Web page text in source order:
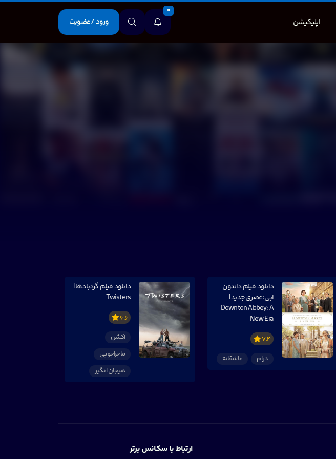
اپلیکیشن
0
ورود / عضویت
دانلود فیلم دانتون
ابی: عصری جدید |
Downton Abbey: A
New Era
7.4
درام
عاشقانه
دانلود فیلم گردبادها |
Twisters
6.6
اکشن
ماجراجویی
هیجان انگیر
ارتباط با سکانس برتر